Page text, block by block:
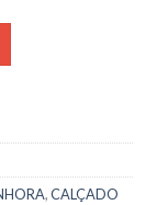
,CALÇADO